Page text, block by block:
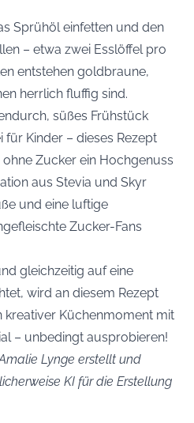
Sprühöl einfetten und den
– etwa zwei Esslöffel pro
entstehen goldbraune,
herrlich fluffig sind.
süßes Frühstück
Kinder – dieses Rezept
Zucker ein Hochgenuss
aus Stevia und Skyr
und eine luftige
Zucker-Fans
gleichzeitig auf eine
wird an diesem Rezept
kreativer Küchenmoment mit
– unbedingt ausprobieren!
Lynge erstellt und
KI für die Erstellung